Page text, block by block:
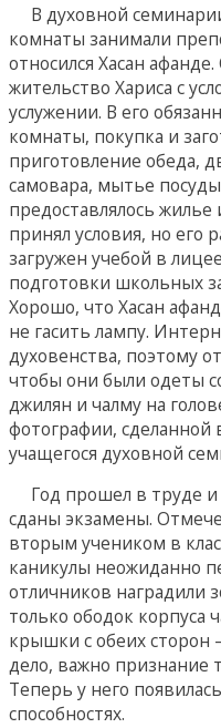
В духовной
комнаты занимали
относился Хасан
жительство Хариса с
услужении. В его
комнаты, покупка и
приготовление обеда,
самовара, мытье посуды
предоставлялось
принял условия, но его
загружен учебой в
подготовки школьных
Хорошо, что Хасан
не гасить лампу.
духовенства, поэтому
чтобы они были одеты
джилян и чалму на
фотографии,
учащегося духовной
Год прошел в труде и
сданы экзамены.
вторым учеником в
каникулы неожиданно
отличников наградили
только ободок корпуса
крышки с обеих сторон
дело, важно признание
Теперь у него
способностях.